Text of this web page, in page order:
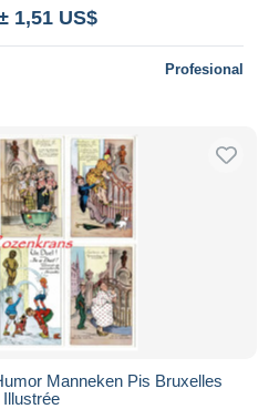
1,51 US$
Profesional
Manneken Pis Bruxelles
Illustrée